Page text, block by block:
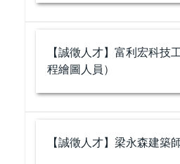
【誠徵人才】富利宏科技
程繪圖人員）
【誠徵人才】梁永森建築